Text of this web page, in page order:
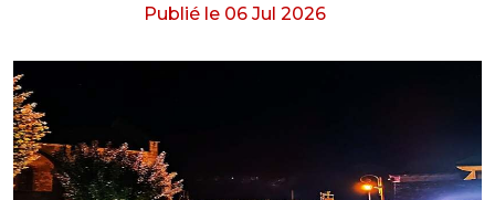
Publié le 06 Jul 2026